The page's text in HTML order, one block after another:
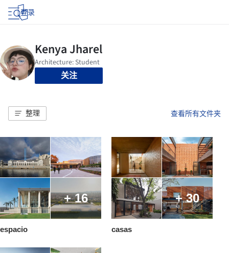
登录
关注
整理 查看所有文件夹
+ 16
espacio
+ 30
casas